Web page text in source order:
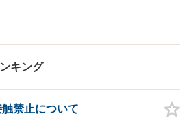
キング
禁止について